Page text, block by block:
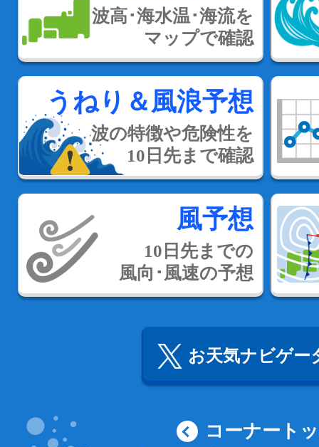
波高･海水温･海流を
マップで確認
うねり＆風浪予想
波の特徴や危険性を
10日先まで確認
風予想
10日先までの
風向･風速の予想
お天気ナビゲー
コーナート